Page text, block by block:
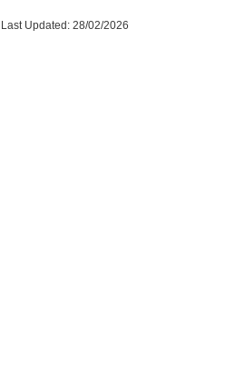
Last Updated: 28/02/2026